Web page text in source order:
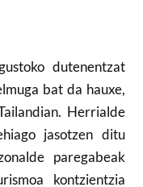
dutenentzat
bat da hauxe,
Herrialde
jasotzen ditu
paregabeak
kontzientzia